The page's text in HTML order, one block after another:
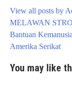
View all posts by
Post
navigation
MELAWAN
Bantuan
Amerika Serikat
You may like